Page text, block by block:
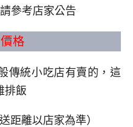
參考店家公告
價格
傳統小吃店有賣的，這
排飯
距離以店家為準）